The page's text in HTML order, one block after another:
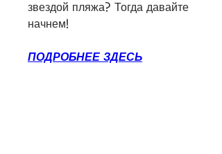
звездой пляжа? Тогда давайте
начнем!
ПОДРОБНЕЕ ЗДЕСЬ